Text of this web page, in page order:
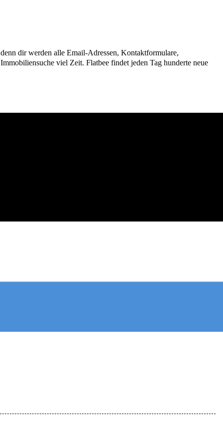
dir werden alle Email-Adressen, Kontaktformulare,
viel Zeit. Flatbee findet jeden Tag hunderte neue